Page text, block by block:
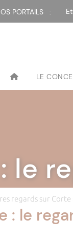
PORTAILS :
LE
le
regards sur Corte
: le